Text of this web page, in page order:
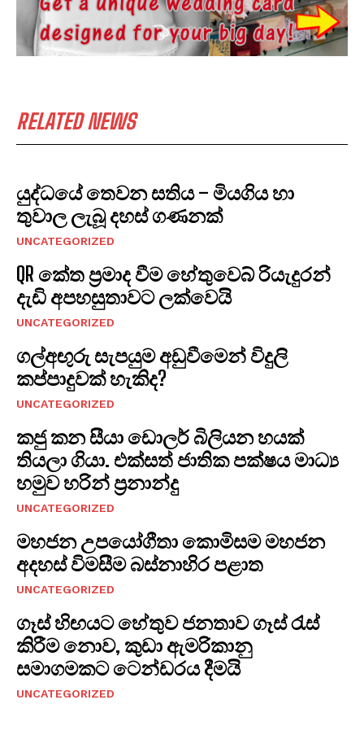
RELATED NEWS
යුද්ධයේ තෙවන සතිය – මියගිය හා
තුවාල ලැබූ දහස් ගණනක්
UNCATEGORIZED
QR කේත ප්‍රමාද වීම හේතුවෙබ් රියැදුරන්
දැඩි අපහසුතාවට ලක්වෙයි
UNCATEGORIZED
ගල්අඟුරු සැපයුම අඩුවීමෙන් විදුලි
කප්පාදුවක් හැකිද?
UNCATEGORIZED
කජු කන සීයා ඩොලර් බිලියන හයක්
තියලා ගියා. එක්සත් ජාතික පක්ෂය මාධ්‍ය
හමුව හරින් ප්‍රනාන්දු
UNCATEGORIZED
මහජන උපයෝගීතා කොමිසම මහජන
අදහස් විමසීම බස්නාහිර පළාත
UNCATEGORIZED
ගෑස් හිඟයට හේතුව ජනතාව ගෑස් රැස්
කිරීම නොව, කුඩා ඇමරිකානු
සමාගමකට ටෙන්ඩරය දීමයි
UNCATEGORIZED